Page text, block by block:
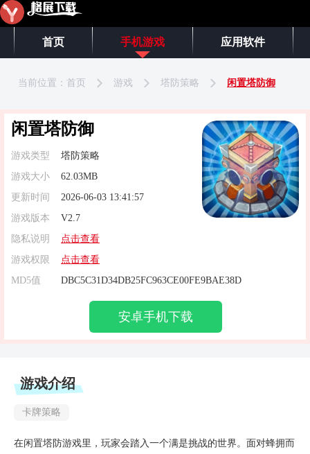
首页 手机游戏 应用软件
当前位置： 首页 游戏 塔防策略 闲置塔防御
闲置塔防御
游戏类型
塔防策略
游戏大小
62.03MB
更新时间
2026-06-03 13:41:57
游戏版本
V2.7
隐私说明
点击查看
游戏权限
点击查看
MD5值
DBC5C31D34DB25FC963CE00FE9BAE38D
安卓手机下载
游戏介绍
卡牌策略
在闲置塔防游戏里，玩家会踏入一个满是挑战的世界。面对蜂拥而